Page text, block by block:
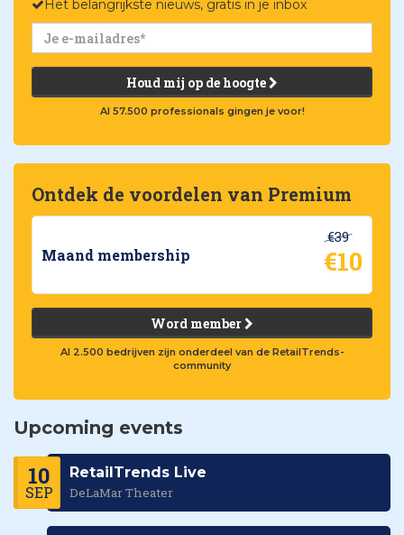
Het belangrijkste nieuws, gratis in je inbox
Houd mij op de hoogte
Al 57.500 professionals gingen je voor!
Ontdek de voordelen van Premium
Maand membership
€39
€10
Word member
Al 2.500 bedrijven zijn onderdeel van de RetailTrends-
community
Upcoming events
10
SEP
RetailTrends Live
DeLaMar Theater